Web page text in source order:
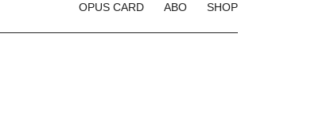
SHOP
ABO
OPUS CARD